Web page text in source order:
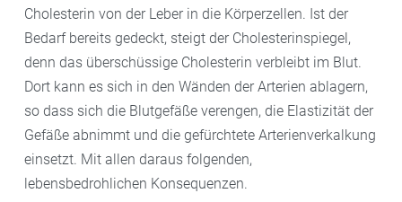
Cholesterin von der Leber in die Körperzellen. Ist der
Bedarf bereits gedeckt, steigt der Cholesterinspiegel,
denn das überschüssige Cholesterin verbleibt im Blut.
Dort kann es sich in den Wänden der Arterien ablagern,
so dass sich die Blutgefäße verengen, die Elastizität der
Gefäße abnimmt und die gefürchtete Arterienverkalkung
einsetzt. Mit allen daraus folgenden,
lebensbedrohlichen Konsequenzen.